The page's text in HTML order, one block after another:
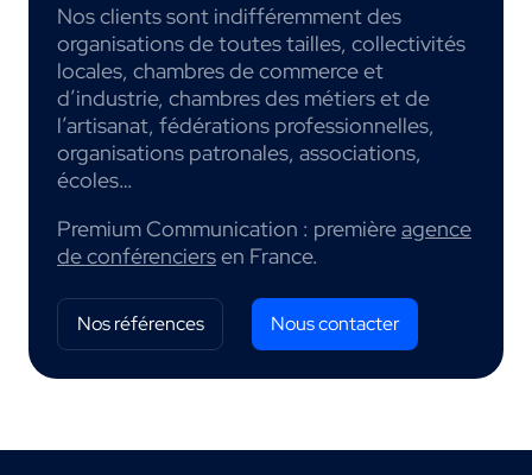
Nos clients sont indifféremment des
organisations de toutes tailles, collectivités
locales, chambres de commerce et
d’industrie, chambres des métiers et de
l’artisanat, fédérations professionnelles,
organisations patronales, associations,
écoles…
Premium Communication : premièreagence
de conférenciersen France.
Nos références Nous contacter